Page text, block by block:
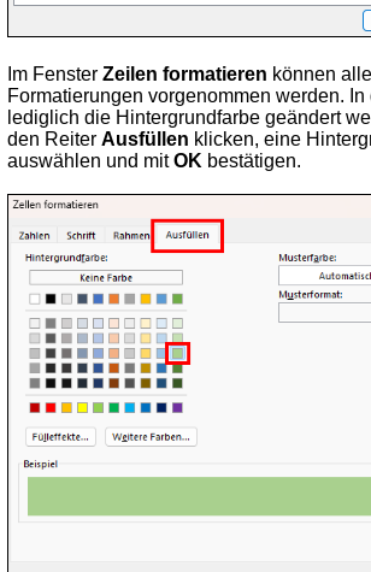
Im Fenster Zeilen formatieren können
Formatierungen vorgenommen werden. In
lediglich die Hintergrundfarbe geändert
den Reiter Ausfüllen klicken, eine
auswählen und mitOK bestätigen.